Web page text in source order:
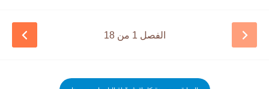
الفصل 1 من 18